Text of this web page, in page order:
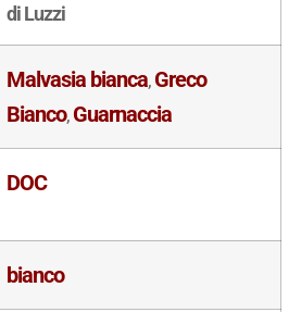
di Luzzi
Malvasia bianca,Greco
Bianco,Guarnaccia
DOC
bianco